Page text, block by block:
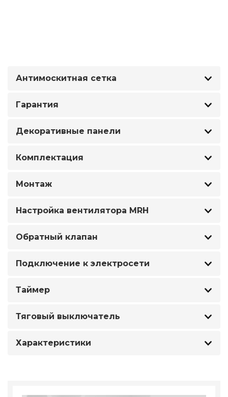
Антимоскитная сетка
Гарантия
Декоративные панели
Комплектация
Монтаж
Настройка вентилятора MRH
Обратный клапан
Подключение к электросети
Таймер
Тяговый выключатель
Характеристики